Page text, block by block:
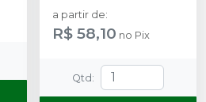
a partir de:
R$ 58,10 no Pix
Qtd: